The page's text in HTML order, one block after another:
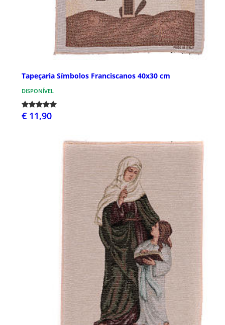
Tapeçaria Símbolos Franciscanos 40x30 cm
DISPONÍVEL
€ 11,90